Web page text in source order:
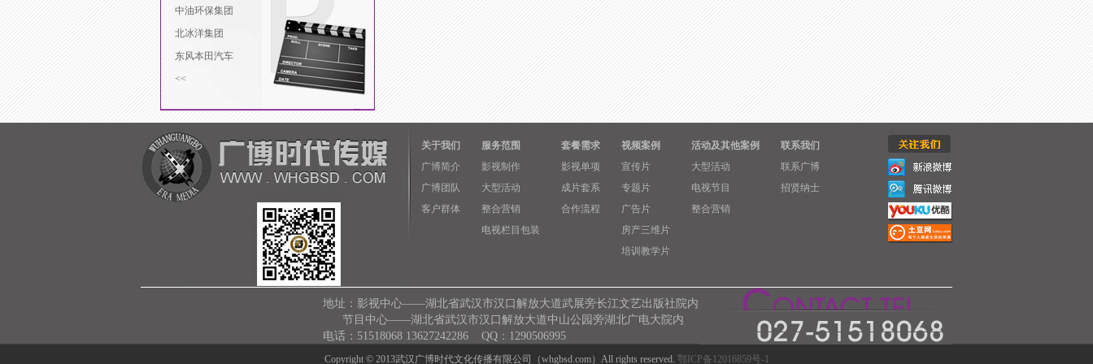
中油环保集团
北冰洋集团
东风本田汽车
<<
关于我们
广博简介
广博团队
客户群体
服务范围
影视制作
大型活动
整合营销
电视栏目包装
套餐需求
影视单项
成片套系
合作流程
视频案例
宣传片
专题片
广告片
房产三维片
培训教学片
活动及其他案例
大型活动
电视节目
整合营销
联系我们
联系广博
招贤纳士
地址：影视中心——湖北省武汉市汉口解放大道武展旁长江文艺出版社院内
节目中心——湖北省武汉市汉口解放大道中山公园旁湖北广电大院内
电话：51518068 13627242286 QQ：1290506995
Copyright © 2013武汉广博时代文化传播有限公司（whgbsd.com）All rights reserved. 鄂ICP备12016859号-1